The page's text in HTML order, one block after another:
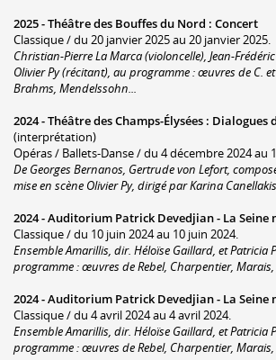
2025 -Théâtre des Bouffes du Nord : Concert
Classique / du 20 janvier 2025 au 20 janvier 2025.
Christian-Pierre La Marca (violoncelle), Jean-
Olivier Py (récitant), au programme : œuvres de C.
Brahms, Mendelssohn...
2024 -Théâtre des Champs-Élysées : Dialogues
(interprétation)
Opéras / Ballets-Danse / du 4 décembre 2024 au
De Georges Bernanos, Gertrude von Lefort,
mise en scène Olivier Py, dirigé par Karina
2024 -Auditorium Patrick Devedjian - La Seine
Classique / du 10 juin 2024 au 10 juin 2024.
Ensemble Amarillis, dir. Héloïse Gaillard, et Patricia
programme : œuvres de Rebel, Charpentier, Marais,
2024 -Auditorium Patrick Devedjian - La Seine
Classique / du 4 avril 2024 au 4 avril 2024.
Ensemble Amarillis, dir. Héloïse Gaillard, et Patricia
programme : œuvres de Rebel, Charpentier, Marais,